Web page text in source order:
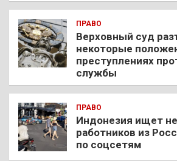
ПРАВО
Верховный суд
некоторые
преступлениях
службы
ПРАВО
Индонезия ищет
работников из
по соцсетям